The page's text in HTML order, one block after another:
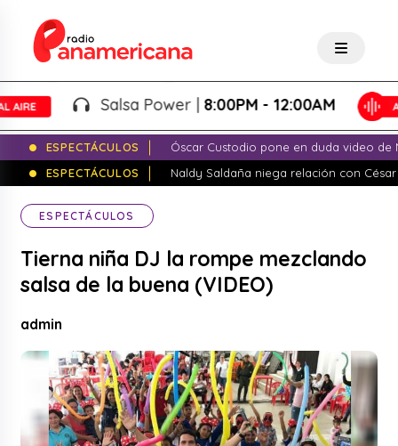
Salsa Power |8:00PM - 12:00AM
ESPECTÁCULOS
Óscar Custodio pone en duda video de
ESPECTÁCULOS
Naldy Saldaña niega relación con
ESPECTÁCULOS
Tierna niña DJ la rompe mezclando
salsa de la buena (VIDEO)
admin